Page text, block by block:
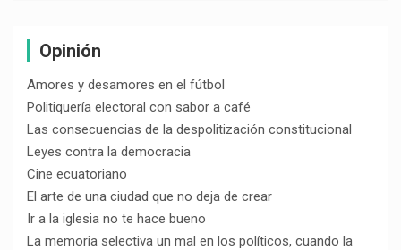
Opinión
Amores y desamores en el fútbol
Politiquería electoral con sabor a café
Las consecuencias de la despolitización constitucional
Leyes contra la democracia
Cine ecuatoriano
El arte de una ciudad que no deja de crear
Ir a la iglesia no te hace bueno
La memoria selectiva un mal en los políticos, cuando la